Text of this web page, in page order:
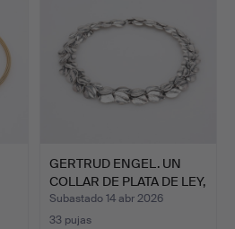
GERTRUD ENGEL. UN
COLLAR DE PLATA DE LEY,
…
Subastado 14 abr 2026
33 pujas